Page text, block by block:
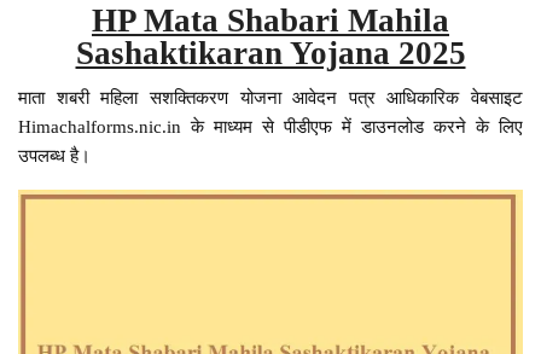
HP Mata Shabari Mahila
Sashaktikaran Yojana 2025
माता शबरी महिला सशक्तिकरण योजना आवेदन पत्र आधिकारिक वेबसाइट
Himachalforms.nic.in के माध्यम से पीडीएफ में डाउनलोड करने के लिए
उपलब्ध है।